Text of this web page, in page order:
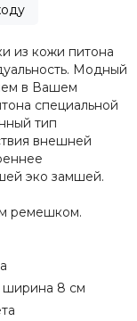
из кожи питона
Модный
в Вашем
специальной
тип
внешней
эко замшей.
ремешком.
ширина 8 см